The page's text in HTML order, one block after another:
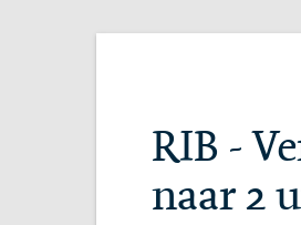
RIB -
naar 2